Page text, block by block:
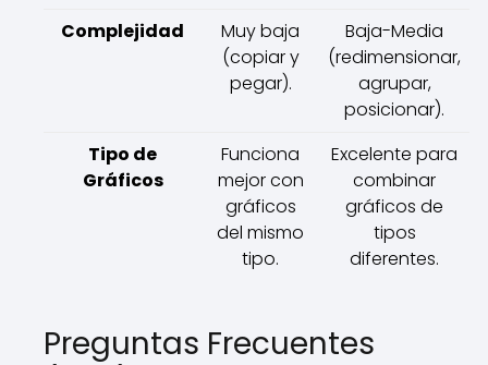
Complejidad
Muy baja
(copiar y
pegar).
Baja-Media
(redimensionar,
agrupar,
posicionar).
Tipo de
Gráficos
Funciona
mejor con
gráficos
del mismo
tipo.
Excelente para
combinar
gráficos de
tipos
diferentes.
Preguntas Frecuentes